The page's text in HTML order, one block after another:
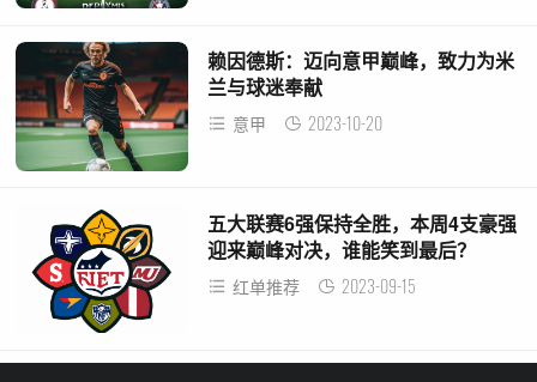
赖因德斯：迈向意甲巅峰，致力为米
兰与球迷奉献
意甲 2023-10-20
五大联赛6强保持全胜，本周4支豪强
迎来巅峰对决，谁能笑到最后？
红单推荐 2023-09-15